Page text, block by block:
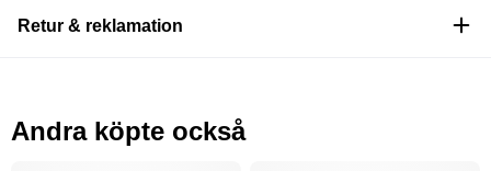
Retur & reklamation
Andra köpte också